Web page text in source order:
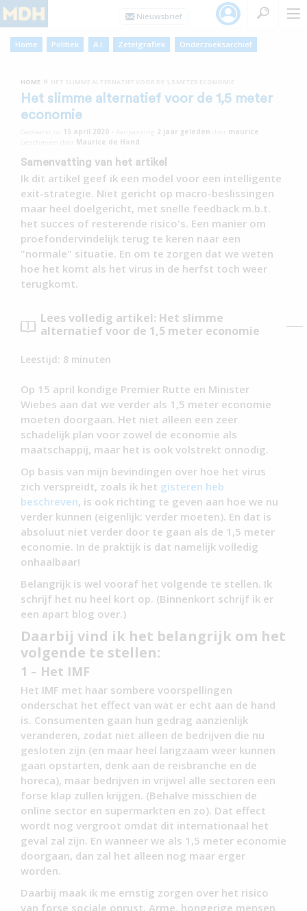
Home Politiek A.I. Zetelgrafiek Onderzoeksarchief
HOME »
Het slimme alternatief voor de 1,5 meter
economie
15 april 2020 2 jaar geleden
maurice
Maurice de Hond
Samenvatting van het artikel
Ik dit artikel geef ik een model voor een intelligente
exit-strategie. Niet gericht op macro-beslissingen
maar heel doelgericht, met snelle feedback m.b.t.
het succes of resterende risico's. Een manier om
proefondervindelijk terug te keren naar een
"normale" situatie. En om te zorgen dat we weten
hoe het komt als het virus in de herfst toch weer
terugkomt.
Lees volledig artikel: Het slimme
alternatief voor de 1,5 meter economie
Leestijd: 8 minuten
Op 15 april kondige Premier Rutte en Minister
Wiebes aan dat we verder als 1,5 meter economie
moeten doorgaan. Het niet alleen een zeer
schadelijk plan voor zowel de economie als
maatschappij, maar het is ook volstrekt onnodig.
Op basis van mijn bevindingen over hoe het virus
zich verspreidt, zoals ik het gisteren heb
beschreven, is ook richting te geven aan hoe we nu
verder kunnen (eigenlijk: verder moeten). En dat is
absoluut niet verder door te gaan als de 1,5 meter
economie. In de praktijk is dat namelijk volledig
onhaalbaar!
Belangrijk is wel vooraf het volgende te stellen. Ik
schrijf het nu heel kort op. (Binnenkort schrijf ik er
een apart blog over.)
Daarbij vind ik het belangrijk om het
volgende te stellen:
1 – Het IMF
Het IMF met haar sombere voorspellingen
onderschat het effect van wat er echt aan de hand
is. Consumenten gaan hun gedrag aanzienlijk
veranderen, zodat niet alleen de bedrijven die nu
gesloten zijn (en maar heel langzaam weer kunnen
gaan opstarten, denk aan de reisbranche en de
horeca), maar bedrijven in vrijwel alle sectoren een
forse klap zullen krijgen. (Behalve misschien de
online sector en supermarkten en zo). Dat effect
wordt nog vergroot omdat dit internationaal het
geval zal zijn. En wanneer we als 1,5 meter economie
doorgaan, dan zal het alleen nog maar erger
worden.
Daarbij maak ik me ernstig zorgen over het risico
van forse sociale onrust. Arme, hongerige mensen